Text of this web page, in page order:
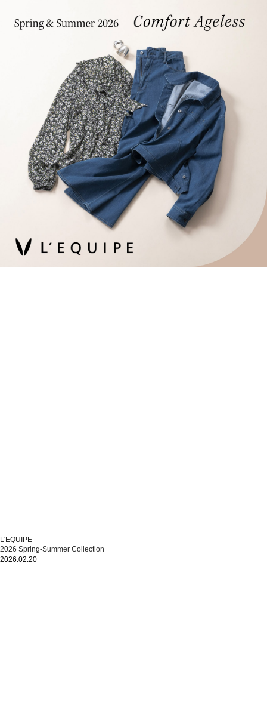
L'EQUIPE
2026 Spring-Summer Collection
2026.02.20